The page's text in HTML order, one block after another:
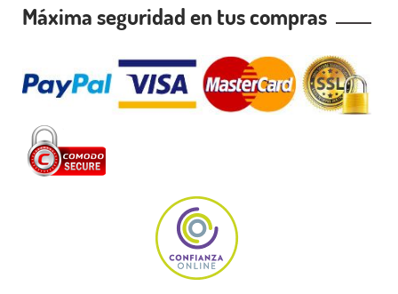
Máxima seguridad en tus compras